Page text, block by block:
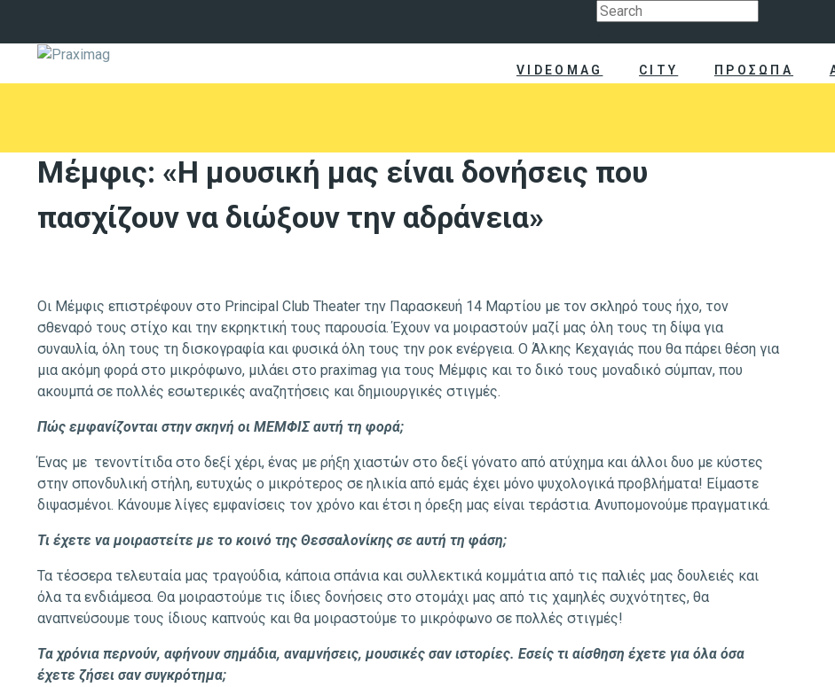
VIDEOMAG CITY ΠΡΟΣΩΠΑ
Μέμφις: «Η μουσική μας είναι δονήσεις που
πασχίζουν να διώξουν την αδράνεια»
Οι Μέμφις επιστρέφουν στο Principal Club Theater την Παρασκευή 14 Μαρτίου με τον σκληρό τους ήχο, τον
σθεναρό τους στίχο και την εκρηκτική τους παρουσία. Έχουν να μοιραστούν μαζί μας όλη τους τη δίψα για
συναυλία, όλη τους τη δισκογραφία και φυσικά όλη τους την ροκ ενέργεια. Ο Άλκης Κεχαγιάς που θα πάρει θέση για
μια ακόμη φορά στο μικρόφωνο, μιλάει στο praximag για τους Μέμφις και το δικό τους μοναδικό σύμπαν, που
ακουμπά σε πολλές εσωτερικές αναζητήσεις και δημιουργικές στιγμές.
Πώς εμφανίζονται στην σκηνή οι ΜΕΜΦΙΣ αυτή τη φορά;
Ένας με τενοντίτιδα στο δεξί χέρι, ένας με ρήξη χιαστών στο δεξί γόνατο από ατύχημα και άλλοι δυο με κύστες
στην σπονδυλική στήλη, ευτυχώς ο μικρότερος σε ηλικία από εμάς έχει μόνο ψυχολογικά προβλήματα! Είμαστε
διψασμένοι. Κάνουμε λίγες εμφανίσεις τον χρόνο και έτσι η όρεξη μας είναι τεράστια. Ανυπομονούμε πραγματικά.
Τι έχετε να μοιραστείτε με το κοινό της Θεσσαλονίκης σε αυτή τη φάση;
Τα τέσσερα τελευταία μας τραγούδια, κάποια σπάνια και συλλεκτικά κομμάτια από τις παλιές μας δουλειές και
όλα τα ενδιάμεσα. Θα μοιραστούμε τις ίδιες δονήσεις στο στομάχι μας από τις χαμηλές συχνότητες, θα
αναπνεύσουμε τους ίδιους καπνούς και θα μοιραστούμε το μικρόφωνο σε πολλές στιγμές!
Τα χρόνια περνούν, αφήνουν σημάδια, αναμνήσεις, μουσικές σαν ιστορίες. Εσείς τι αίσθηση έχετε για όλα όσα
έχετε ζήσει σαν συγκρότημα;